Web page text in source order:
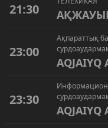
21:30
23:00
Ақпараттық
AQJAIYQ
23:30
AQJAIYQ